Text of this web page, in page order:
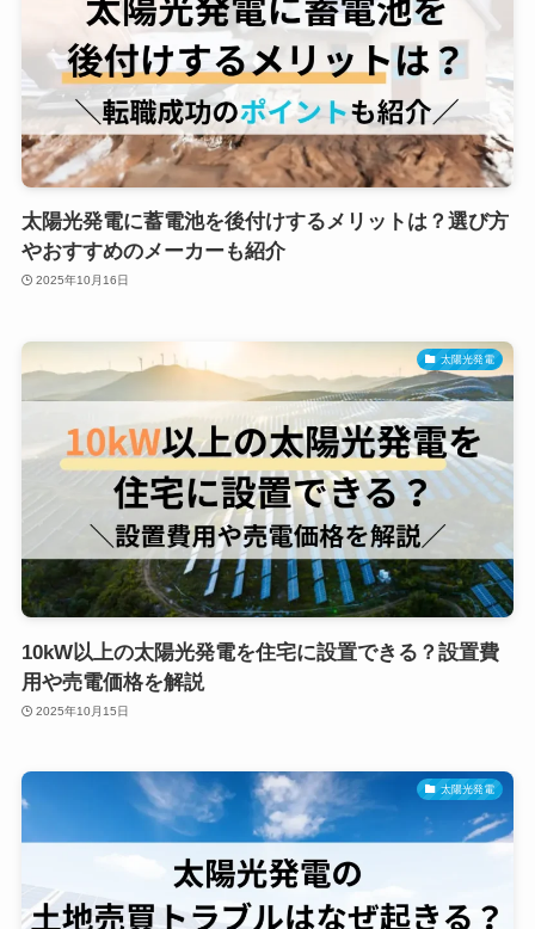
太陽光発電に蓄電池を後付けするメリットは？選び方
やおすすめのメーカーも紹介
2025年10月16日
太陽光発電
10kW以上の太陽光発電を住宅に設置できる？設置費
用や売電価格を解説
2025年10月15日
太陽光発電